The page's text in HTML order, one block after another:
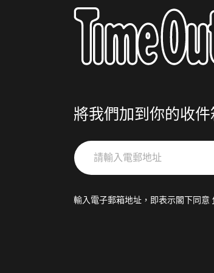
將我們加到你的收件
請
輸
郵
輸入電子郵箱地址，即表示閣下同意